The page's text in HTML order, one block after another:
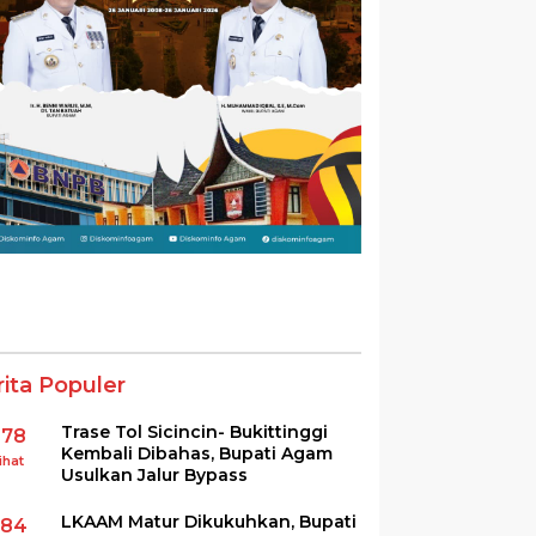
Populer
Trase Tol Sicincin- Bukittinggi
Kembali Dibahas, Bupati Agam
Usulkan Jalur Bypass
LKAAM Matur Dikukuhkan, Bupati